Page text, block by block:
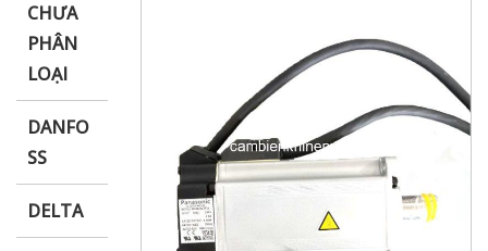
CHƯA
PHÂN
LOẠI
DANFO
SS
DELTA